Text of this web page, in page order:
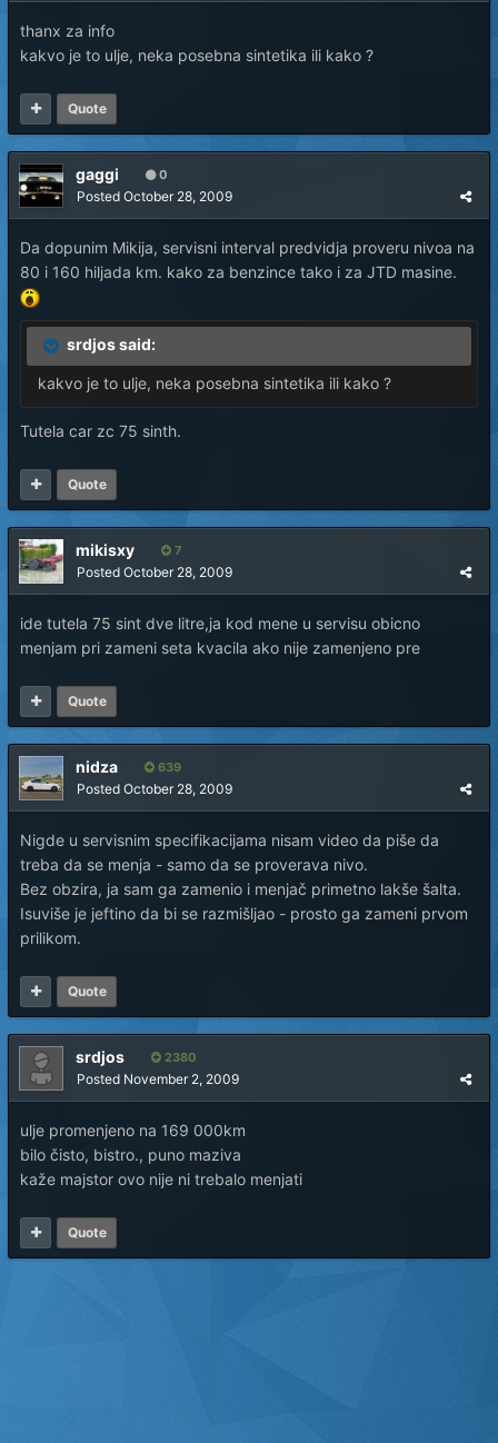
thanx za info
kakvo je to ulje, neka posebna sintetika ili kako ?
Quote
gaggi 0
Posted October 28, 2009
Da dopunim Mikija, servisni interval predvidja proveru nivoa na
80 i 160 hiljada km. kako za benzince tako i za JTD masine.
srdjos said:
kakvo je to ulje, neka posebna sintetika ili kako ?
Tutela car zc 75 sinth.
Quote
mikisxy 7
Posted October 28, 2009
ide tutela 75 sint dve litre,ja kod mene u servisu obicno
menjam pri zameni seta kvacila ako nije zamenjeno pre
Quote
nidza 639
Posted October 28, 2009
Nigde u servisnim specifikacijama nisam video da piše da
treba da se menja - samo da se proverava nivo.
Bez obzira, ja sam ga zamenio i menjač primetno lakše šalta.
Isuviše je jeftino da bi se razmišljao - prosto ga zameni prvom
prilikom.
Quote
srdjos 2380
Posted November 2, 2009
ulje promenjeno na 169 000km
bilo čisto, bistro., puno maziva
kaže majstor ovo nije ni trebalo menjati
Quote